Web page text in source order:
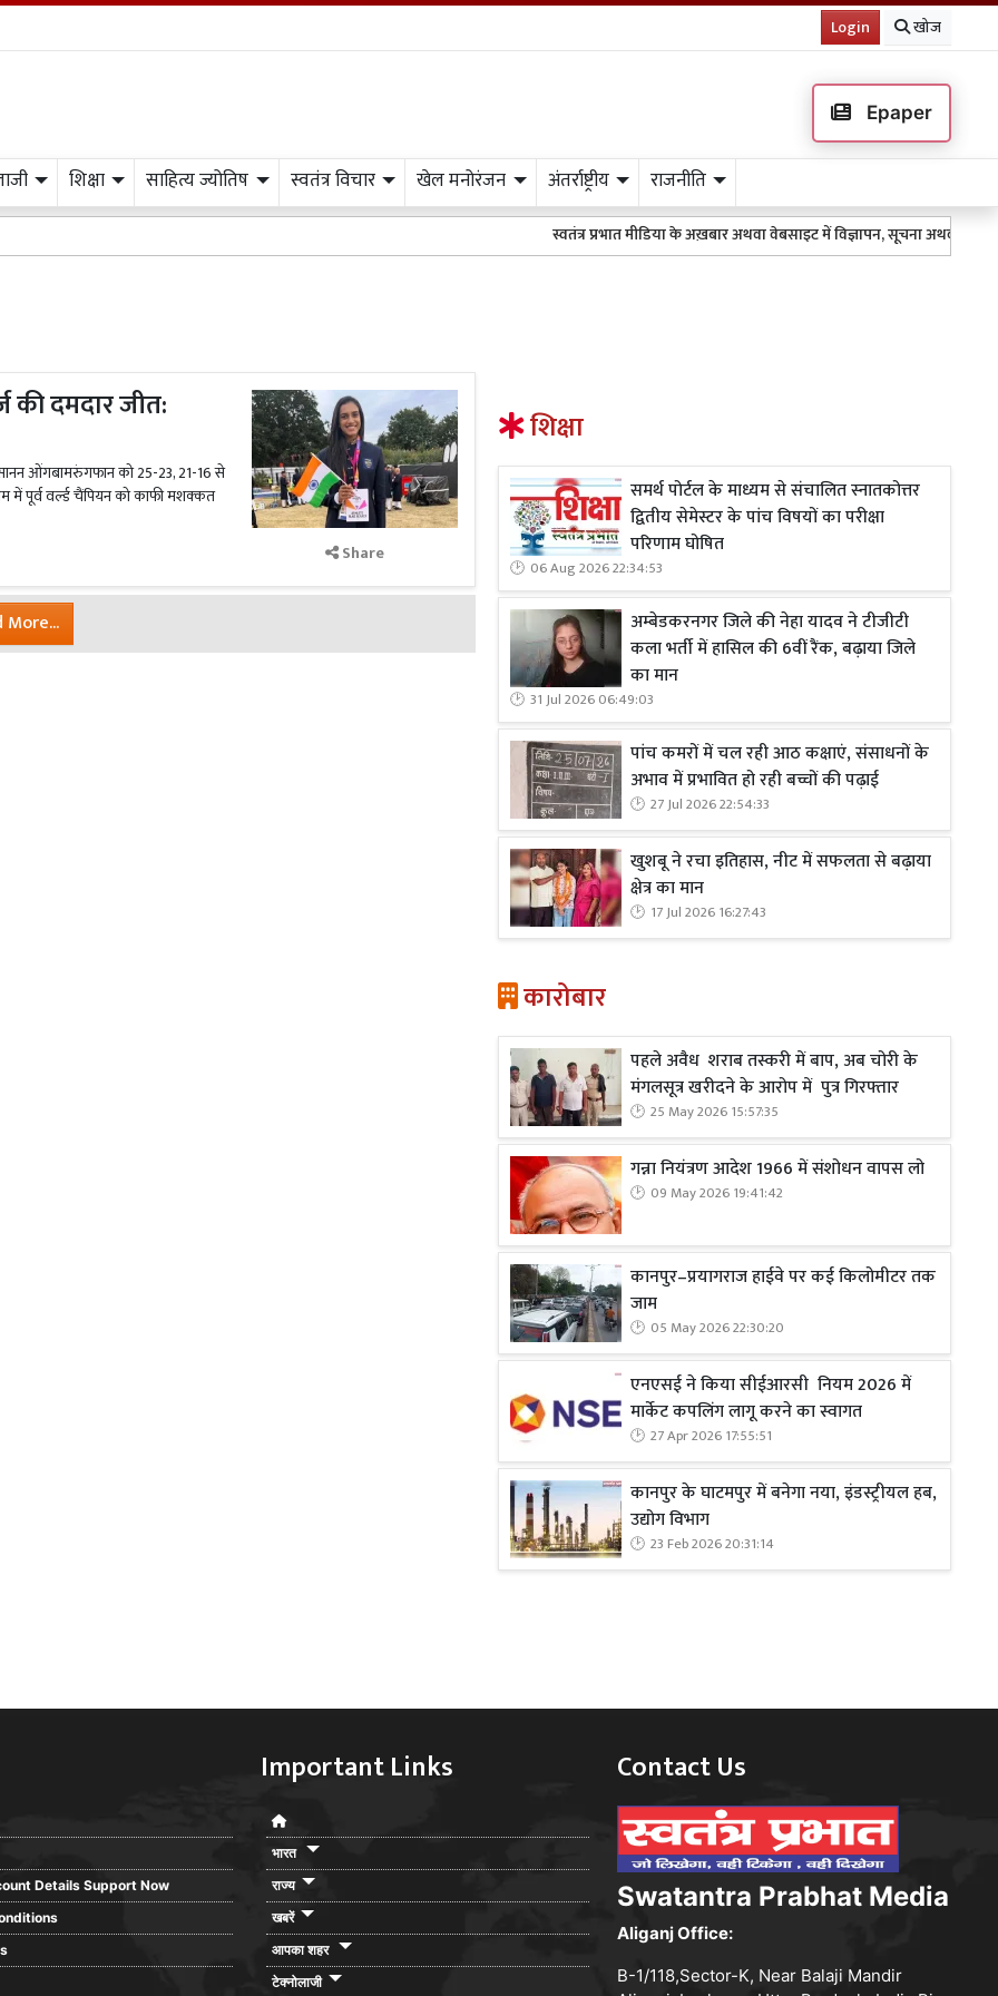
Login खोज
Epaper
शिक्षा साहित्य ज्योतिष स्वतंत्र विचार खेल मनोरंजन अंतर्राष्ट्रीय राजनीति
स्वतंत्र प्रभात मीडिया के अख़बार अथवा वेबसाइट में विज्ञापन, सूचना अथवा किसी
की दमदार जीत:
ओंगबामरुंगफान को 25-23, 21-16 से
में पूर्व वर्ल्ड चैंपियन को काफी मशक्कत
Share
More...
शिक्षा
समर्थ पोर्टल के माध्यम से संचालित स्नातकोत्तर
द्वितीय सेमेस्टर के पांच विषयों का परीक्षा
परिणाम घोषित
06 Aug 2026 22:34:53
अम्बेडकरनगर जिले की नेहा यादव ने टीजीटी
कला भर्ती में हासिल की 6वीं रैंक, बढ़ाया जिले
का मान
31 Jul 2026 06:49:03
पांच कमरों में चल रही आठ कक्षाएं, संसाधनों के
अभाव में प्रभावित हो रही बच्चों की पढ़ाई
27 Jul 2026 22:54:33
खुशबू ने रचा इतिहास, नीट में सफलता से बढ़ाया
क्षेत्र का मान
17 Jul 2026 16:27:43
कारोबार
पहले अवैध शराब तस्करी में बाप, अब चोरी के
मंगलसूत्र खरीदने के आरोप में पुत्र गिरफ्तार
25 May 2026 15:57:35
गन्ना नियंत्रण आदेश 1966 में संशोधन वापस लो
09 May 2026 19:41:42
कानपुर–प्रयागराज हाईवे पर कई किलोमीटर तक
जाम
05 May 2026 22:30:20
एनएसई ने किया सीईआरसी नियम 2026 में
मार्केट कपलिंग लागू करने का स्वागत
27 Apr 2026 17:55:51
कानपुर के घाटमपुर में बनेगा नया, इंडस्ट्रीयल हब,
उद्योग विभाग
23 Feb 2026 20:31:14
Details Support Now
Important Links
भारत
राज्य
खबरें
आपका शहर
टेक्नोलाजी
Contact Us
Swatantra Prabhat Media
Aliganj Office:
B-1/118,Sector-K, Near Balaji Mandir